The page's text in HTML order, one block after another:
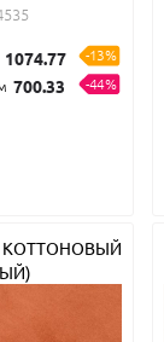
1074.77
-13%
700.33 -44%